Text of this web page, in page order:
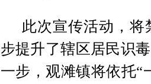
此次宣传活动，
步提升了辖区居民识
一步，观滩镇将依托“